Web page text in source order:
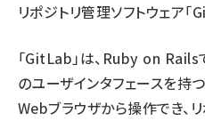
リポジトリ管理ソフトウェア
「GitLab」は、Ruby on
のユーザインタフェースを持
Webブラウザから操作でき、